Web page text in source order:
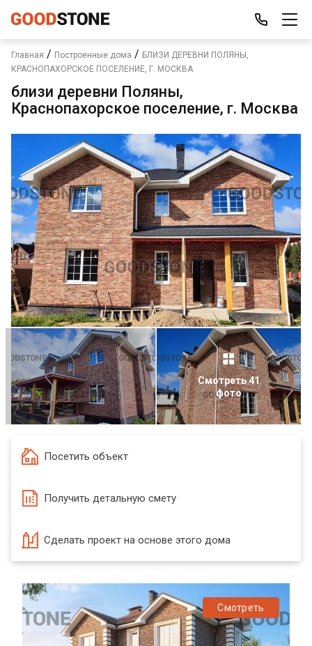
Главная / Построенные дома / БЛИЗИ ДЕРЕВНИ ПОЛЯНЫ,
КРАСНОПАХОРСКОЕ ПОСЕЛЕНИЕ, Г. МОСКВА
близи деревни Поляны,
Краснопахорское поселение, г. Москва
Смотреть 41
фото
Посетить объект
Получить детальную смету
Сделать проект на основе этого дома
Смотреть